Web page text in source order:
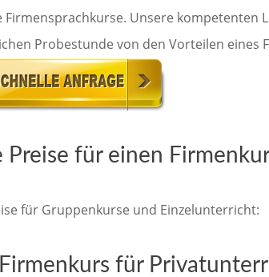
Firmensprachkurse. Unsere kompetenten
Probestunde von den Vorteilen eines
Preise für einen
für Gruppenkurse und Einzelunterricht:
Firmenkurs für